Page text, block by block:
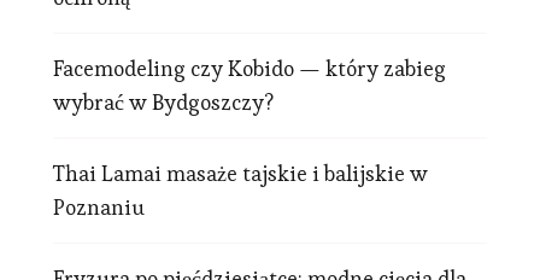
Facemodeling czy Kobido — który zabieg
wybrać w Bydgoszczy?
Thai Lamai masaże tajskie i balijskie w
Poznaniu